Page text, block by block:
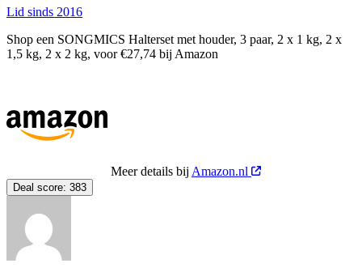
Lid sinds 2016
Shop een SONGMICS Halterset met houder, 3 paar, 2 x 1 kg, 2 x
1,5 kg, 2 x 2 kg, voor €27,74 bij Amazon
Meer details bij Amazon.nl
Deal score: 383